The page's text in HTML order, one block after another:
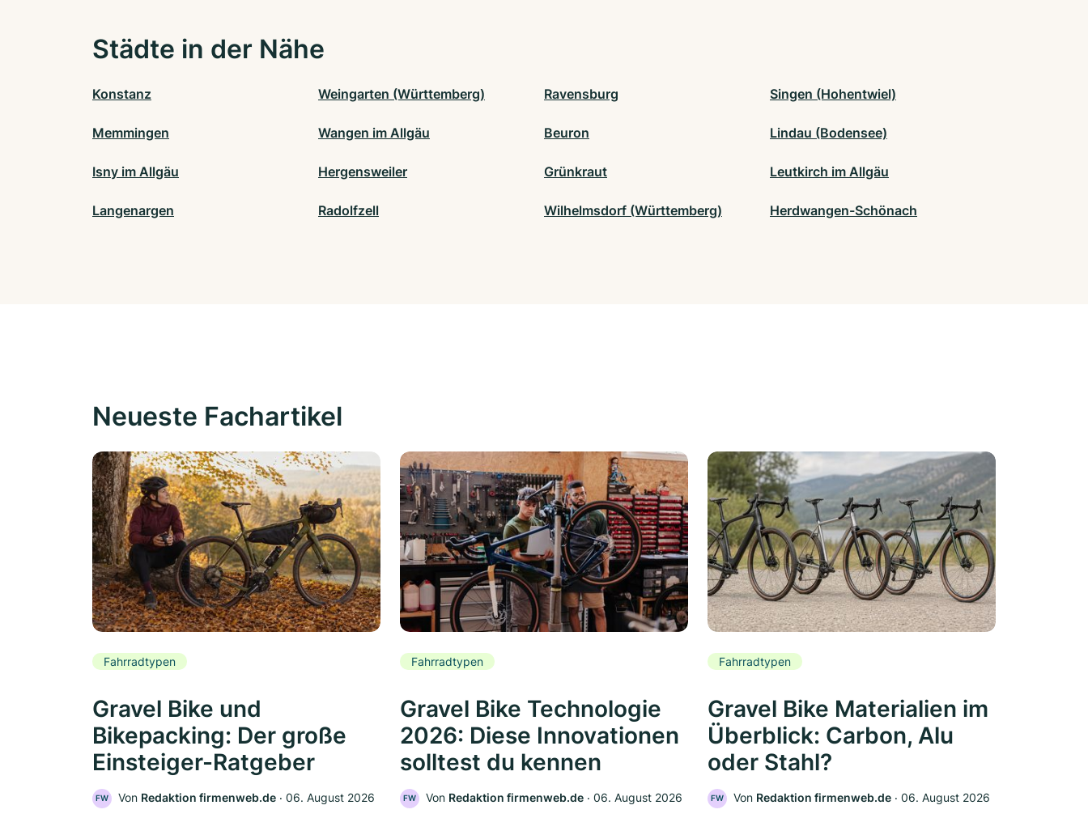
Städte in der Nähe
Konstanz Weingarten (Württemberg) Ravensburg Singen (Hohentwiel)
Memmingen Wangen im Allgäu Beuron Lindau (Bodensee)
Isny im Allgäu Hergensweiler Grünkraut Leutkirch im Allgäu
Langenargen Radolfzell Wilhelmsdorf (Württemberg) Herdwangen-Schönach
Neueste Fachartikel
Fahrradtypen
Gravel Bike und
Bikepacking: Der große
Einsteiger-Ratgeber
FW Von Redaktion firmenweb.de ‧ 06. August 2026
Fahrradtypen
Gravel Bike Technologie
2026: Diese Innovationen
solltest du kennen
FW Von Redaktion firmenweb.de ‧ 06. August 2026
Fahrradtypen
Gravel Bike Materialien im
Überblick: Carbon, Alu
oder Stahl?
FW Von Redaktion firmenweb.de ‧ 06. August 2026